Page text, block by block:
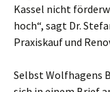
Kassel nicht
hoch“, sagt Dr.
Praxiskauf und
Selbst Wolfhagens